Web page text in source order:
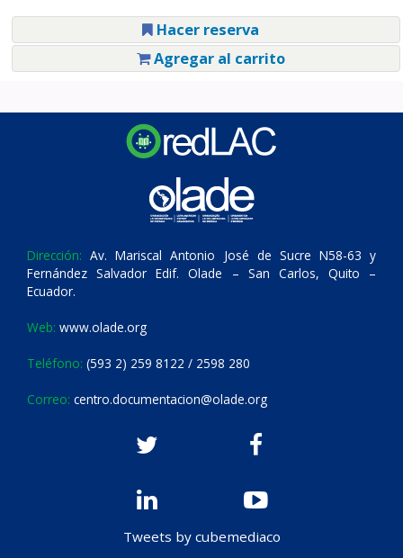
Hacer reserva
Agregar al carrito
Dirección: Av. Mariscal Antonio José de Sucre N58-63 y
Fernández Salvador Edif. Olade – San Carlos, Quito –
Ecuador.
Web: www.olade.org
Teléfono: (593 2) 259 8122 / 2598 280
Correo: centro.documentacion@olade.org
Tweets by cubemediaco